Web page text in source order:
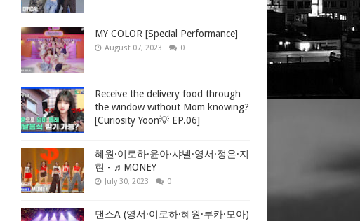
MY COLOR [Special Performance]
August 07, 2023 0
Receive the delivery food through
the window without Mom knowing?
[Curiosity Yoon💡 EP.06]
혜원·이로하·윤아·샤넬·영서·정은·지
현 - ♬MONEY
July 30, 2023 0
댄스A (영서·이로하·혜원·루카·모아)